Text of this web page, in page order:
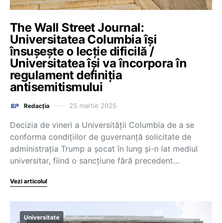
The Wall Street Journal:
Universitatea Columbia își
însușește o lecție dificilă /
Universitatea își va încorpora în
regulament definiția
antisemitismului
Redacția 25 martie 2025
Decizia de vineri a Universității Columbia de a se
conforma condițiilor de guvernanță solicitate de
administrația Trump a șocat în lung și-n lat mediul
universitar, fiind o sancțiune fără precedent…
Vezi articolul
Universitate